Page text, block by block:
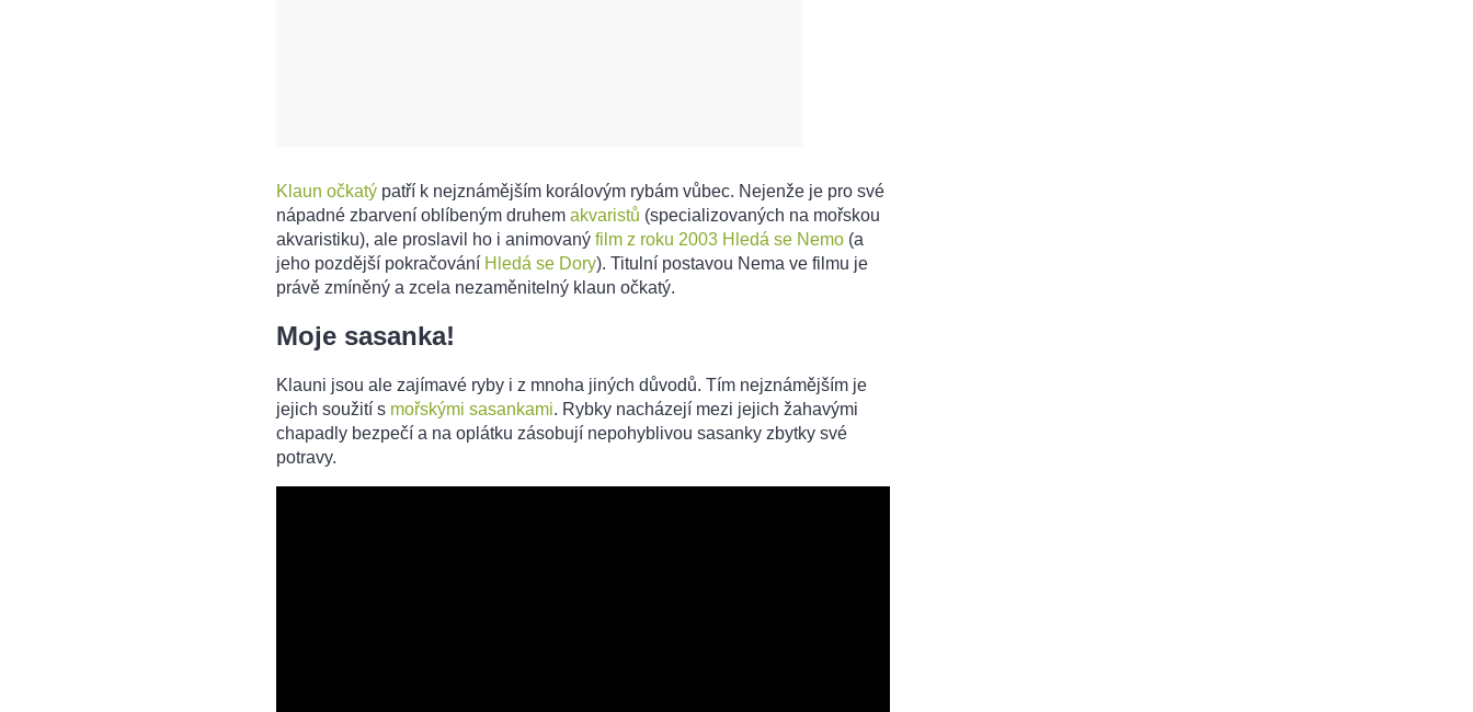
Klaun očkatý patří k nejznámějším korálovým rybám vůbec. Nejenže je pro své
nápadné zbarvení oblíbeným druhem akvaristů (specializovaných na mořskou
akvaristiku), ale proslavil ho i animovaný film z roku 2003 Hledá se Nemo (a
jeho pozdější pokračování Hledá se Dory). Titulní postavou Nema ve filmu je
právě zmíněný a zcela nezaměnitelný klaun očkatý.
Moje sasanka!
Klauni jsou ale zajímavé ryby i z mnoha jiných důvodů. Tím nejznámějším je
jejich soužití s mořskými sasankami. Rybky nacházejí mezi jejich žahavými
chapadly bezpečí a na oplátku zásobují nepohyblivou sasanky zbytky své
potravy.